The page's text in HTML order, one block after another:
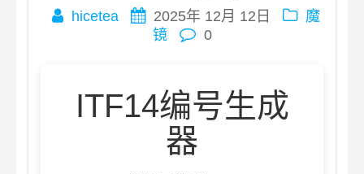
hicetea 2025年 12月 12日
魔
镜
0
ITF14编号生成
器
章